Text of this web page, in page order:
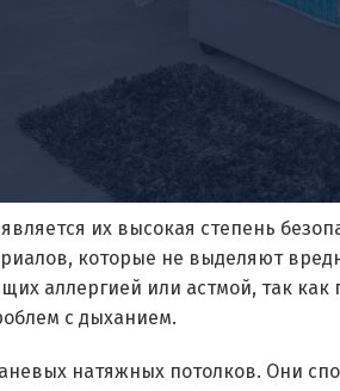
их высокая степень
которые не выделяют
аллергией или астмой, так как
с дыханием.
натяжных потолков. Они